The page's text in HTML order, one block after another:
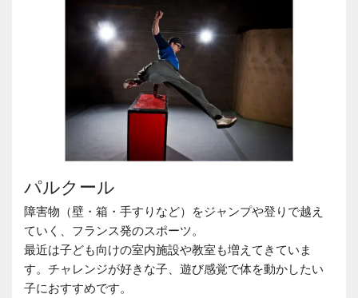
パルクール
障害物（壁・箱・手すりなど）をジャンプや登りで越え
ていく、フランス発のスポーツ。
最近は子ども向けの室内施設や教室も増えてきていま
す。チャレンジが好きな子、遊び感覚で体を動かしたい
子におすすめです。